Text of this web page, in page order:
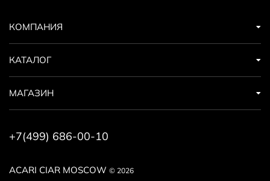
ACARI CIAR MOSCOW © 2026
КОМПАНИЯ
КАТАЛОГ
МАГАЗИН
+7(499) 686-00-10